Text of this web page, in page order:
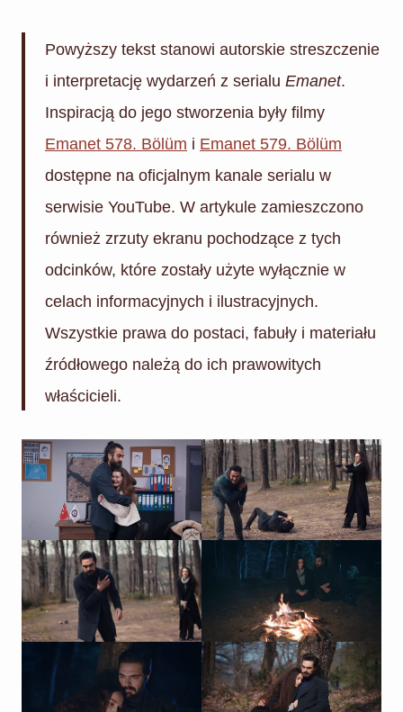
Powyższy tekst stanowi autorskie streszczenie
i interpretację wydarzeń z serialu Emanet.
Inspiracją do jego stworzenia były filmy
Emanet 578. Bölüm i Emanet 579. Bölüm
dostępne na oficjalnym kanale serialu w
serwisie YouTube. W artykule zamieszczono
również zrzuty ekranu pochodzące z tych
odcinków, które zostały użyte wyłącznie w
celach informacyjnych i ilustracyjnych.
Wszystkie prawa do postaci, fabuły i materiału
źródłowego należą do ich prawowitych
właścicieli.